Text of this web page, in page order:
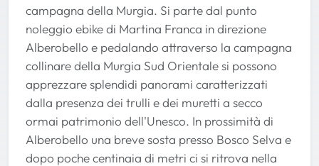
campagna della Murgia. Si parte dal punto
noleggio ebike di Martina Franca in direzione
Alberobello e pedalando attraverso la campagna
collinare della Murgia Sud Orientale si possono
apprezzare splendidi panorami caratterizzati
dalla presenza dei trulli e dei muretti a secco
ormai patrimonio dell'Unesco. In prossimità di
Alberobello una breve sosta presso Bosco Selva e
dopo poche centinaia di metri ci si ritrova nella